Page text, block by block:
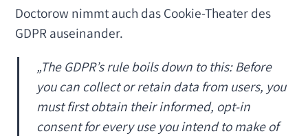
Doctorow nimmt auch das Cookie-Theater des
GDPR auseinander.
„The GDPR’s rule boils down to this: Before
you can collect or retain data from users, you
must first obtain their informed, opt-in
consent for every use you intend to make of